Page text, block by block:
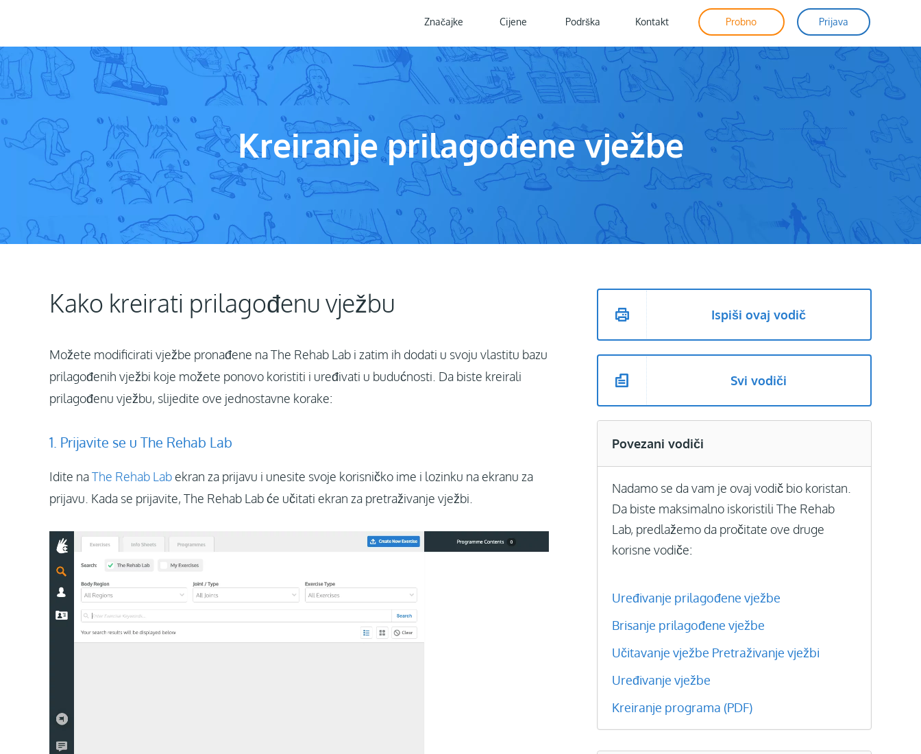
Značajke Cijene Podrška Kontakt Probno Prijava
Kreiranje prilagođene vježbe
Kako kreirati prilagođenu vježbu
Možete modificirati vježbe pronađene na The Rehab Lab i zatim ih dodati u svoju vlastitu bazu
prilagođenih vježbi koje možete ponovo koristiti i uređivati u budućnosti. Da biste kreirali
prilagođenu vježbu, slijedite ove jednostavne korake:
1. Prijavite se u The Rehab Lab
Idite naThe Rehab Labekran za prijavu i unesite svoje korisničko ime i lozinku na ekranu za
prijavu. Kada se prijavite, The Rehab Lab će učitati ekran za pretraživanje vježbi.
Ispiši ovaj vodič
Svi vodiči
Povezani vodiči
Nadamo se da vam je ovaj vodič bio koristan.
Da biste maksimalno iskoristili The Rehab
Lab, predlažemo da pročitate ove druge
korisne vodiče:
Uređivanje prilagođene vježbe
Brisanje prilagođene vježbe
Učitavanje vježbe Pretraživanje vježbi
Uređivanje vježbe
Kreiranje programa (PDF)